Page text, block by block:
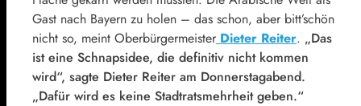
Gast nach Bayern zu holen – das schon, aber bitt’schön
nicht so, meint Oberbürgermeister Dieter Reiter. „Das
ist eine Schnapsidee, die definitiv nicht kommen
wird“, sagte Dieter Reiter am Donnerstagabend.
„Dafür wird es keine Stadtratsmehrheit geben.“